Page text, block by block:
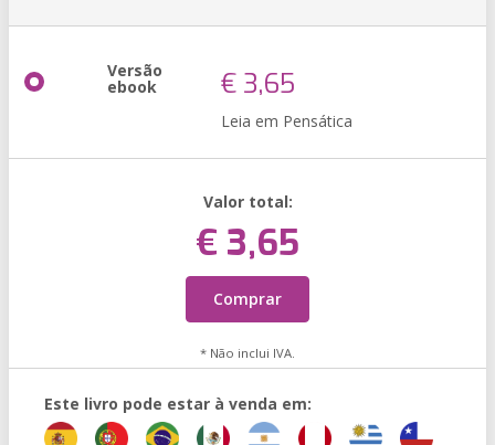
Versão
ebook € 3,65
Leia em Pensática
Valor total:
€ 3,65
Comprar
* Não inclui IVA.
Este livro pode estar à venda em: